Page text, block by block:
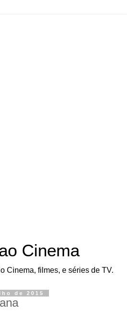
Cinema
Cinema, filmes, e séries de TV.
de 2015